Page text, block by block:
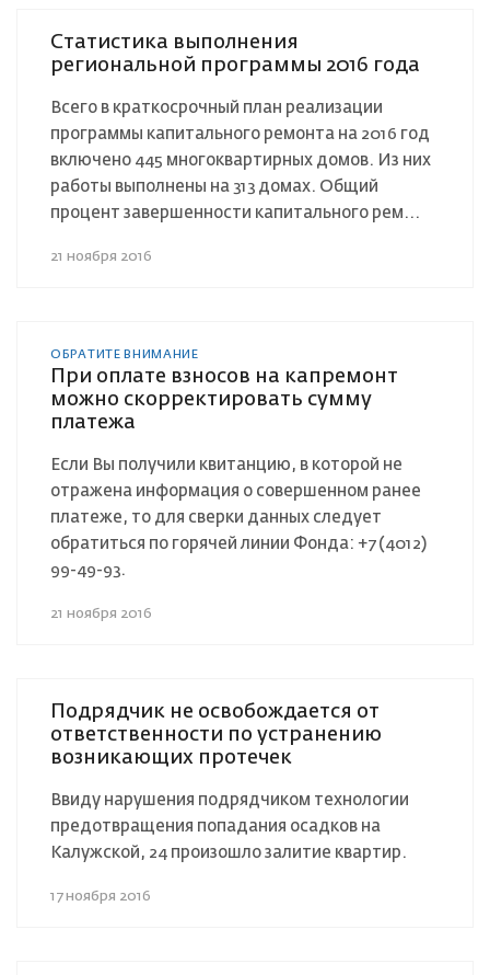
Cтатистика выполнения
региональной программы 2016 года
Всего в краткосрочный план реализации
программы капитального ремонта на 2016 год
включено 445 многоквартирных домов . Из них
работы выполнены на 313 домах. Общий
процент завершенности капитального рем...
21 ноября 2016
ОБРАТИТЕ ВНИМАНИЕ
При оплате взносов на капремонт
можно скорректировать сумму
платежа
Если Вы получили квитанцию, в которой не
отражена информация о совершенном ранее
платеже, то для сверки данных следует
обратиться по горячей линии Фонда: +7 (4012)
99-49-93.
21 ноября 2016
Подрядчик не освобождается от
ответственности по устранению
возникающих протечек
Ввиду нарушения подрядчиком технологии
предотвращения попадания осадков на
Калужской, 24 произошло залитие квартир.
17 ноября 2016